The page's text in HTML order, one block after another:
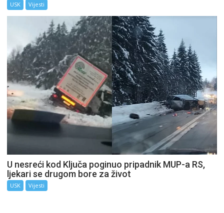
USK Vijesti
U nesreći kod Ključa poginuo pripadnik MUP-a RS,
ljekari se drugom bore za život
USK Vijesti